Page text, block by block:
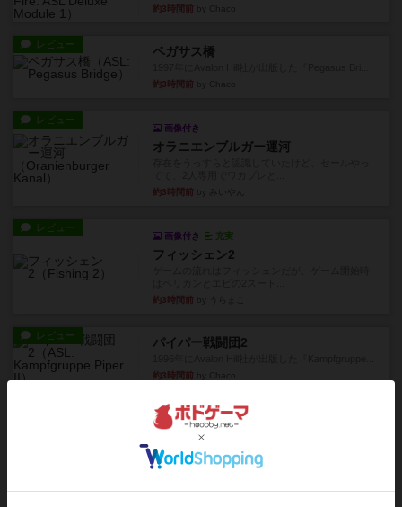
約3時間前
レビュー ペガサス橋
約3時間前
レビュー
画像付き
オラニエンブルガー運河
約3時間前
レビュー
画像付き 充実
フィッシェン2
約3時間前
レビュー パイパー戦闘団2
約3時間前
パイパー戦闘団1
1993年にAvalon Hill社が出版した『Kampfgruppe...
約4時間前by Chaco
レッドバリケ－ド工場